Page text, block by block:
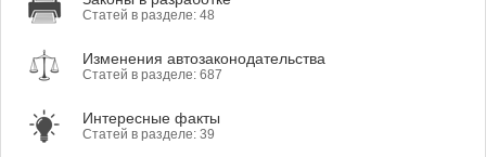
Статей в разделе: 48
Изменения автозаконодательства
Статей в разделе: 687
Интересные факты
Статей в разделе: 39